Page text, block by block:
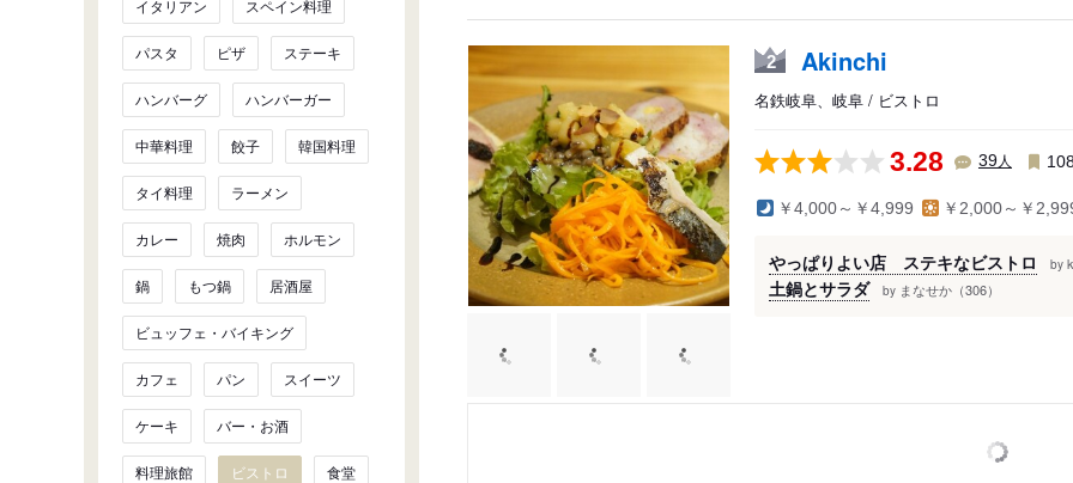
イタリアン スペイン料理
パスタ ピザ ステーキ
ハンバーグ ハンバーガー
中華料理 餃子 韓国料理
タイ料理 ラーメン
カレー 焼肉 ホルモン
鍋 もつ鍋 居酒屋
ビュッフェ・バイキング
カフェ パン スイーツ
ケーキ バー・お酒
料理旅館 ビストロ 食堂
2 Akinchi
名鉄岐阜、岐阜 / ビストロ
3.28 39人
￥4,000～￥4,999 ￥2,000～￥
やっぱりよい店 ステキなビストロ by
土鍋とサラダ by まなせか（306）